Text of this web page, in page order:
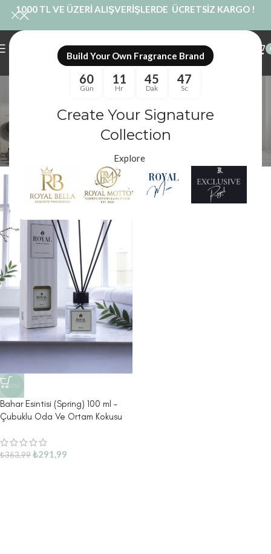
Build Your Own Fragrance Brand
60
Gün
11
Hr
45
Dak
46
Sc
Create Your Signature
Collection
Explore
1000 TL VE ÜZERİ ALIŞVERİŞLERDE ÜCRETSİZ KARGO !
Bahar Esintisi Oda
Kokusu
Kategoriler
Royal Mum
-20%
Bahar Esintisi (Spring) 100 ml –
Çubuklu Oda Ve Ortam Kokusu
₺363,99₺291,99